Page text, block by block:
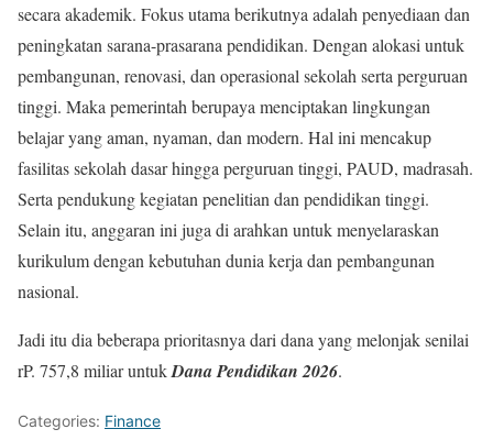
secara akademik. Fokus utama berikutnya adalah penyediaan dan
peningkatan sarana-prasarana pendidikan. Dengan alokasi untuk
pembangunan, renovasi, dan operasional sekolah serta perguruan
tinggi. Maka pemerintah berupaya menciptakan lingkungan
belajar yang aman, nyaman, dan modern. Hal ini mencakup
fasilitas sekolah dasar hingga perguruan tinggi, PAUD, madrasah.
Serta pendukung kegiatan penelitian dan pendidikan tinggi.
Selain itu, anggaran ini juga di arahkan untuk menyelaraskan
kurikulum dengan kebutuhan dunia kerja dan pembangunan
nasional.
Jadi itu dia beberapa prioritasnya dari dana yang melonjak senilai
rP. 757,8 miliar untukDana Pendidikan 2026.
Categories: Finance